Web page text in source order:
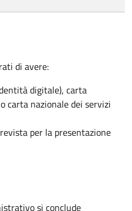
di avere:
digitale), carta
carta nazionale dei servizi
per la presentazione
si conclude